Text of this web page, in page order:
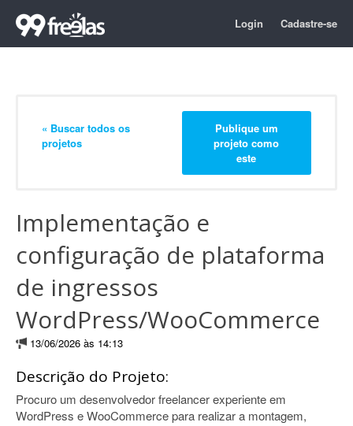
Login Cadastre-se
« Buscar todos os
projetos
Publique um
projeto como
este
Implementação e
configuração de plataforma
de ingressos
WordPress/WooCommerce
13/06/2026 às 14:13
Descrição do Projeto:
Procuro um desenvolvedor freelancer experiente em
WordPress e WooCommerce para realizar a montagem,